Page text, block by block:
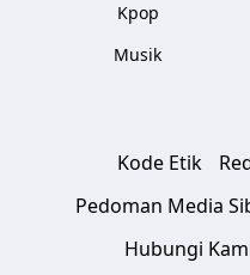
Kpop
Musik
Kode Etik
Pedoman Media
Hubungi